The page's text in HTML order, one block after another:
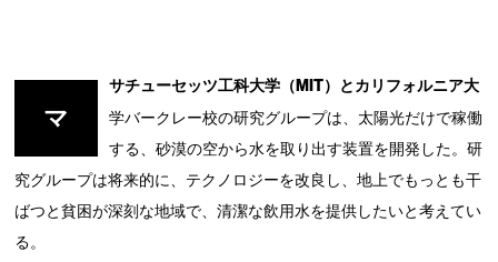
マ
サチューセッツ工科大学（MIT）とカリフォルニア大
学バークレー校の研究グループは、太陽光だけで稼働
する、砂漠の空から水を取り出す装置を開発した。研
究グループは将来的に、テクノロジーを改良し、地上でもっとも干
ばつと貧困が深刻な地域で、清潔な飲用水を提供したいと考えてい
る。